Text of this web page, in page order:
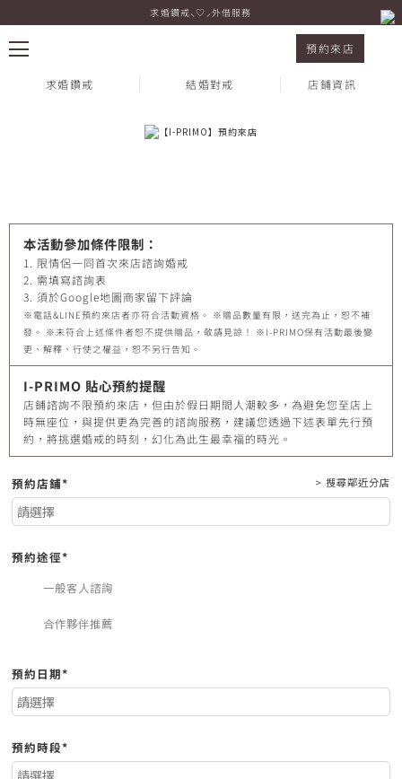
預約來店 求婚鑽戒⸜♡⸝外借服務
預約來店
求婚鑽戒 結婚對戒 店鋪資訊
本活動參加條件限制：
1. 限情侶一同首次來店諮詢婚戒
2. 需填寫諮詢表
3. 須於Google地圖商家留下評論
※電話&LINE預約來店者亦符合活動資格。 ※贈品數量有限，送完為止，恕不補
發。 ※未符合上述條件者恕不提供贈品，敬請見諒！ ※I-PRIMO保有活動最後變
更、解釋、行使之權益，恕不另行告知。
I-PRIMO 貼心預約提醒
店鋪諮詢不限預約來店，但由於假日期間人潮較多，為避免您至店上
時無座位，與提供更為完善的諮詢服務，建議您透過下述表單先行預
約，將挑選婚戒的時刻，幻化為此生最幸福的時光。
預約店鋪* > 搜尋鄰近分店
預約途徑*
一般客人諮詢
合作夥伴推薦
預約日期*
預約時段*